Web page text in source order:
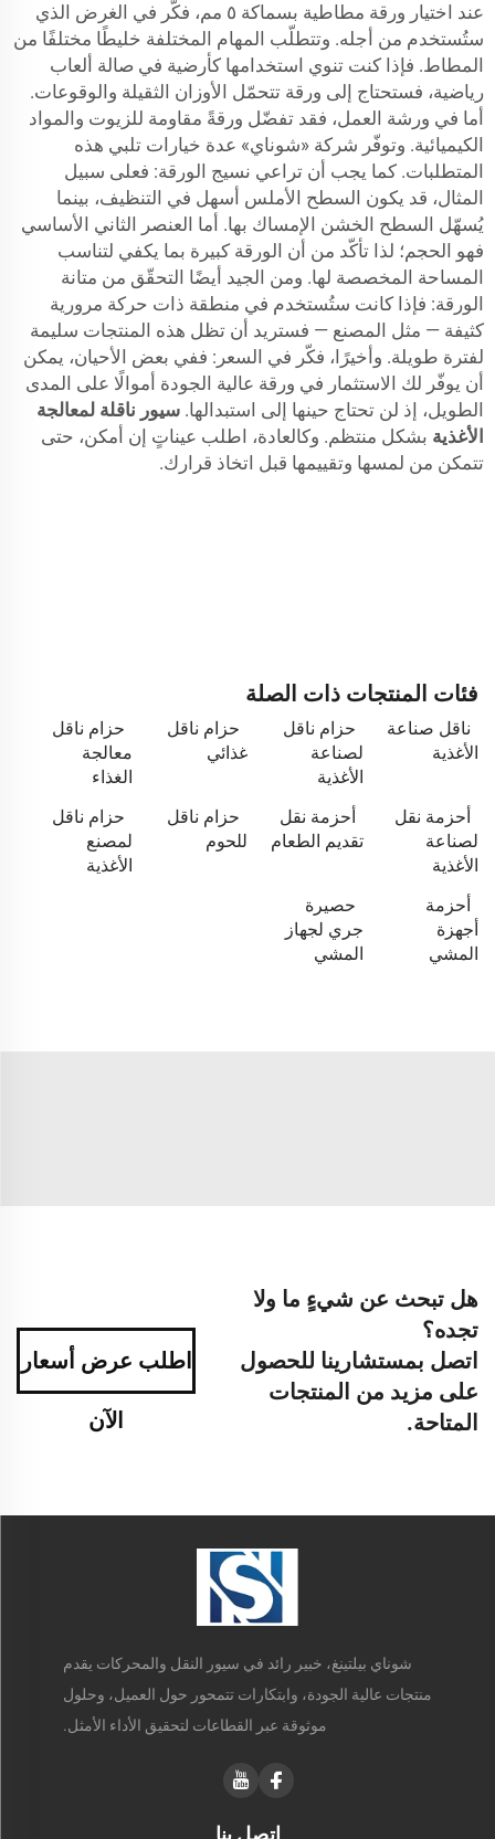
عند اختيار ورقة مطاطية بسماكة ٥ مم، فكّر في الغرض الذي
ستُستخدم من أجله. وتتطلّب المهام المختلفة خليطًا مختلفًا من
المطاط. فإذا كنت تنوي استخدامها كأرضية في صالة ألعاب
رياضية، فستحتاج إلى ورقة تتحمّل الأوزان الثقيلة والوقوعات.
أما في ورشة العمل، فقد تفضّل ورقةً مقاومة للزيوت والمواد
الكيميائية. وتوفّر شركة «شوناي» عدة خيارات تلبي هذه
المتطلبات. كما يجب أن تراعي نسيج الورقة: فعلى سبيل
المثال، قد يكون السطح الأملس أسهل في التنظيف، بينما
يُسهّل السطح الخشن الإمساك بها. أما العنصر الثاني الأساسي
فهو الحجم؛ لذا تأكّد من أن الورقة كبيرة بما يكفي لتناسب
المساحة المخصصة لها. ومن الجيد أيضًا التحقّق من متانة
الورقة: فإذا كانت ستُستخدم في منطقة ذات حركة مرورية
كثيفة — مثل المصنع — فستريد أن تظل هذه المنتجات سليمة
لفترة طويلة. وأخيرًا، فكّر في السعر: ففي بعض الأحيان، يمكن
أن يوفّر لك الاستثمار في ورقة عالية الجودة أموالًا على المدى
الطويل، إذ لن تحتاج حينها إلى استبدالها. سيور ناقلة لمعالجة
الأغذية بشكل منتظم. وكالعادة، اطلب عيناتٍ إن أمكن، حتى
تتمكن من لمسها وتقييمها قبل اتخاذ قرارك.
فئات المنتجات ذات الصلة
ناقل صناعة
الأغذية
حزام ناقل
لصناعة
الأغذية
حزام ناقل
غذائي
حزام ناقل
معالجة
الغذاء
أحزمة نقل
لصناعة
الأغذية
أحزمة نقل
تقديم الطعام
حزام ناقل
للحوم
حزام ناقل
لمصنع
الأغذية
أحزمة
أجهزة
المشي
حصيرة
جري لجهاز
المشي
هل تبحث عن شيءٍ ما ولا
تجده؟
اتصل بمستشارينا للحصول
على مزيد من المنتجات
المتاحة.
اطلب عرض أسعار
الآن
شوناي بيلتينغ، خبير رائد في سيور النقل والمحركات يقدم
منتجات عالية الجودة، وابتكارات تتمحور حول العميل، وحلول
موثوقة عبر القطاعات لتحقيق الأداء الأمثل.
اتصل بنا